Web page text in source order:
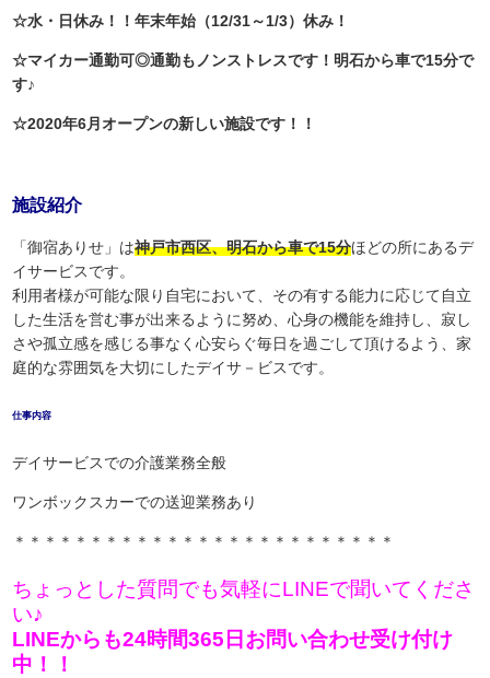
☆水・日休み！！年末年始（12/31～1/3）休み！
☆マイカー通勤可◎通勤もノンストレスです！明石から車で15分で
す♪
☆2020年6月オープンの新しい施設です！！
施設紹介
「御宿ありせ」は神戸市西区、明石から車で15分ほどの所にあるデ
イサービスです。
利用者様が可能な限り自宅において、その有する能力に応じて自立
した生活を営む事が出来るように努め、心身の機能を維持し、寂し
さや孤立感を感じる事なく心安らぐ毎日を過ごして頂けるよう、家
庭的な雰囲気を大切にしたデイサ－ビスです。
仕事内容
デイサービスでの介護業務全般
ワンボックスカーでの送迎業務あり
＊＊＊＊＊＊＊＊＊＊＊＊＊＊＊＊＊＊＊＊＊＊＊＊＊
ちょっとした質問でも気軽にLINEで聞いてくださ
い♪
LINEからも24時間365日お問い合わせ受け付け
中！！